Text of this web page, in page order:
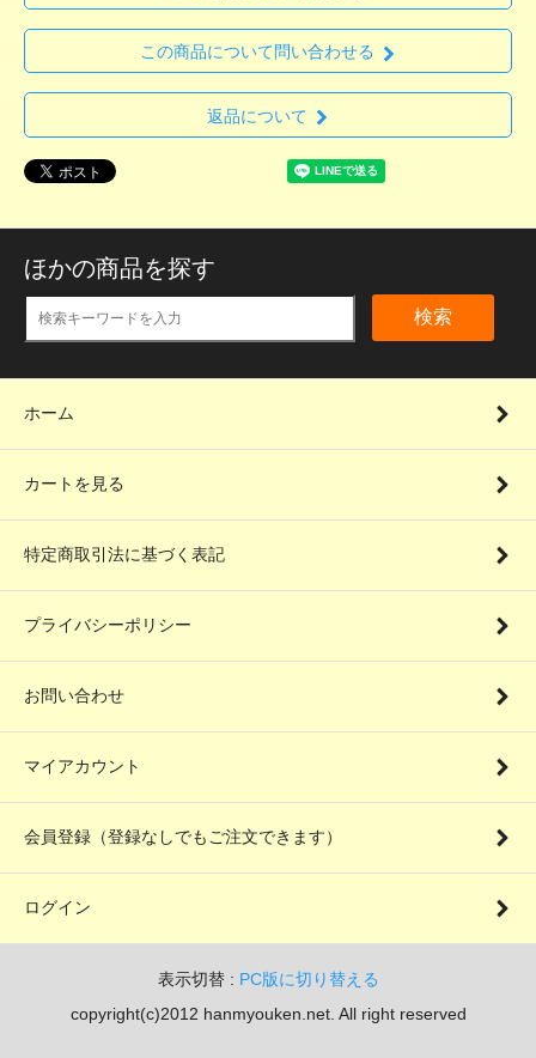
この商品について問い合わせる
返品について
ほかの商品を探す
検索
ホーム
カートを見る
特定商取引法に基づく表記
プライバシーポリシー
お問い合わせ
マイアカウント
会員登録（登録なしでもご注文できます）
ログイン
表示切替 : PC版に切り替える
copyright(c)2012 hanmyouken.net. All right reserved